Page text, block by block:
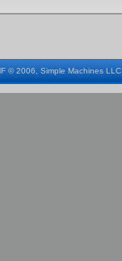
© 2006, Simple Machines LLC